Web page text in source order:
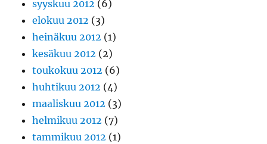
syyskuu 2012 (6)
elokuu 2012 (3)
heinäkuu 2012 (1)
kesäkuu 2012 (2)
toukokuu 2012 (6)
huhtikuu 2012 (4)
maaliskuu 2012 (3)
helmikuu 2012 (7)
tammikuu 2012 (1)